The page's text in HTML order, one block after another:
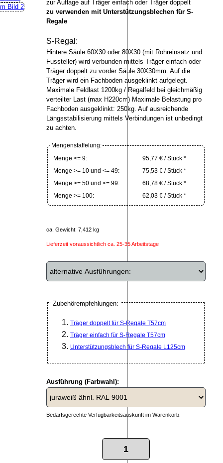
zur Auflage auf Träger einfach oder Träger doppelt
zu verwenden mit Unterstützungsblechen für S-
Regale
S-Regal:
Hintere Säule 60X30 oder 80X30 (mit Rohreinsatz und
Fussteller) wird verbunden mittels Träger einfach oder
Träger doppelt zu vorder Säule 30X30mm. Auf die
Träger wird ein Fachboden ausgeklinkt aufgelegt.
Maximale Feldlast 1200kg / Regalfeld bei gleichmäßig
verteilter Last (max H220cm) Maximale Belastung pro
Fachboden ausgeklinkt: 250kg. Auf ausreichende
Längsstabilisierung mittels Verbindungen ist unbedingt
zu achten.
Mengenstaffelung:
Menge <= 9:
95,77 € / Stück *
Menge >= 10 und <= 49:
75,53 € / Stück *
Menge >= 50 und <= 99:
68,78 € / Stück *
Menge >= 100:
62,03 € / Stück *
ca. Gewicht: 7,412 kg
Lieferzeit voraussichtlich ca. 25-35 Arbeitstage
Zubehörempfehlungen:
Träger doppelt für S-Regale T57cm
Träger einfach für S-Regale T57cm
Unterstützungsblech für S-Regale L125cm
Ausführung (Farbwahl):
Bedarfsgerechte Verfügbarkeitsauskunft im Warenkorb.